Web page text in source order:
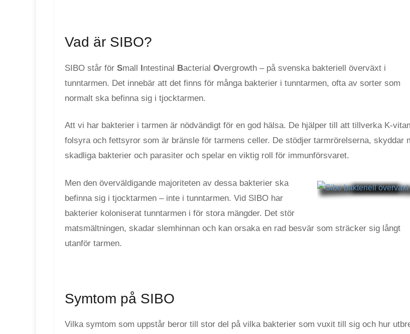
Vad är SIBO?
SIBO står för Small Intestinal Bacterial Overgrowth – på svenska bakteriell överväxt i
tunntarmen. Det innebär att det finns för många bakterier i tunntarmen, ofta av sorter som
normalt ska befinna sig i tjocktarmen.
Att vi har bakterier i tarmen är nödvändigt för en god hälsa. De hjälper till att tillverka K-
folsyra och fettsyror som är bränsle för tarmens celler. De stödjer tarmrörelserna, skyddar
skadliga bakterier och parasiter och spelar en viktig roll för immunförsvaret.
Men den överväldigande majoriteten av dessa bakterier ska
befinna sig i tjocktarmen – inte i tunntarmen. Vid SIBO har
bakterier koloniserat tunntarmen i för stora mängder. Det stör
matsmältningen, skadar slemhinnan och kan orsaka en rad besvär som sträcker sig långt
utanför tarmen.
Symtom på SIBO
Vilka symtom som uppstår beror till stor del på vilka bakterier som vuxit till sig och hur